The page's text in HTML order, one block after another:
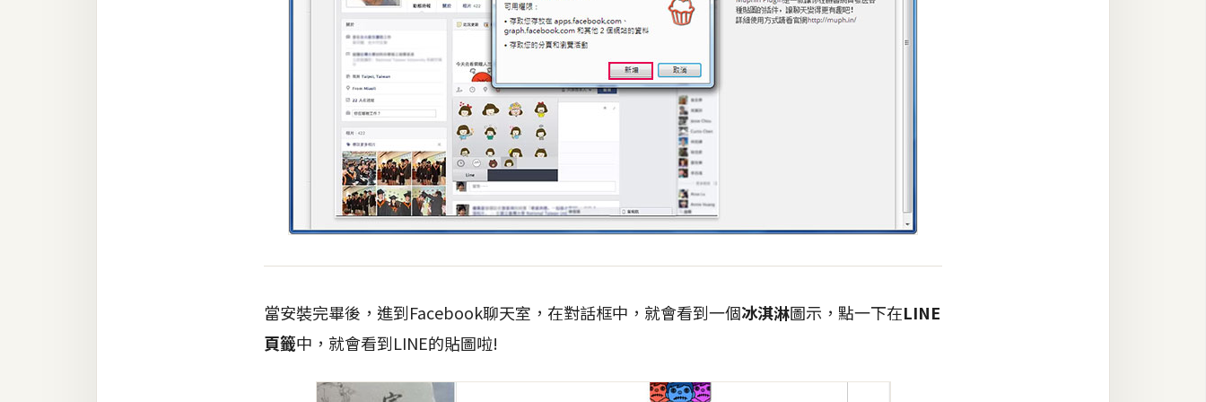
當安裝完畢後，進到Facebook聊天室，在對話框中，就會看到一個冰淇淋圖示，點一下在LINE
頁籤中，就會看到LINE的貼圖啦!